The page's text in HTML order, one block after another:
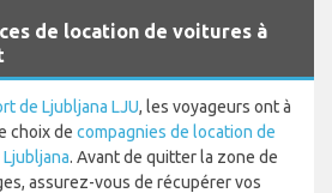
de location de voitures à
de Ljubljana LJU, les voyageurs ont à
choix de compagnies de location de
. Avant de quitter la zone de
assurez-vous de récupérer vos